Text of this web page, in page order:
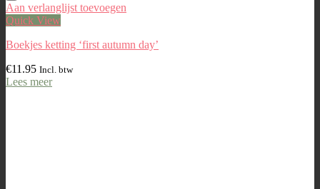
Aan verlanglijst toevoegen
Quick View
Boekjes ketting ‘first autumn day’
€11.95 Incl. btw
Lees meer